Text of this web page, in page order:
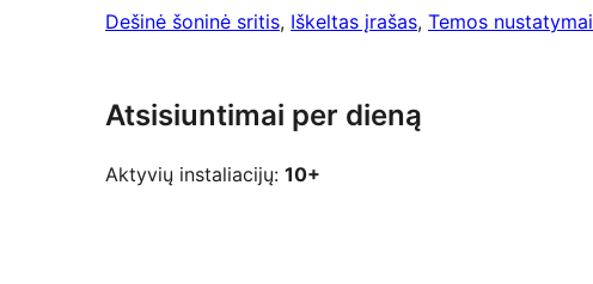
Dešinė šoninė sritis, Iškeltas įrašas, Temos nustatymai
Atsisiuntimai per dieną
Aktyvių instaliacijų: 10+